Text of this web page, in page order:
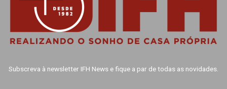
Subscreva à newsletter IFH News e fique a par de todas as novidades.